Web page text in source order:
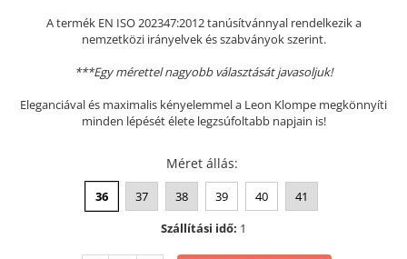
NYARI FÉRFI LÁBBELI KOLLEKCIÓ
TÉLI GYAPJÚ PAPUCSOK - női és
KIVEHETŐ TALPBETÉTES KLUMPA
BÜTYKÖS LÁBRA VALÓ PAPUCS
MUNKAVÉDELMI TANUSÍTVÁNNYAL
A termék EN ISO 202347:2012 tanúsítvánnyal rendelkezik a
nemzetközi irányelvek és szabványok szerint.
***Egy mérettel nagyobb választását javasoljuk!
Eleganciával és maximalis kényelemmel a Leon Klompe megkönnyíti
minden lépését élete legzsúfoltabb napjain is!
Méret állás:
36 37 38 39 40
41
Szállítási idő: 1